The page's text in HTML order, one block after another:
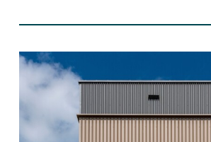
Onderhandelingsresultaat
cao
2026-
2028